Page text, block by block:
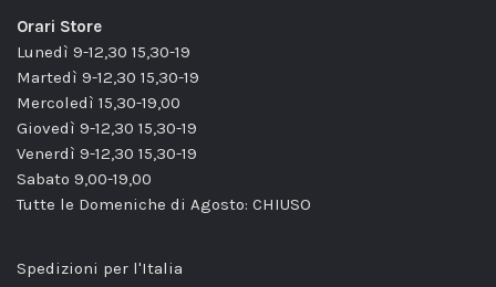
Orari Store
Lunedì 9-12,30 15,30-19
Martedì 9-12,30 15,30-19
Mercoledì 15,30-19,00
Giovedì 9-12,30 15,30-19
Venerdì 9-12,30 15,30-19
Sabato 9,00-19,00
Tutte le Domeniche di Agosto: CHIUSO
Spedizioni per l'Italia